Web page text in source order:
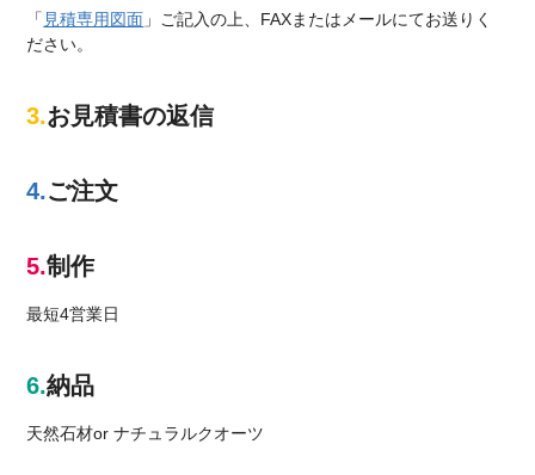
「 見積専用図面 」ご記入の上、FAXまたはメールにてお送りく
ださい。
お見積書の返信
ご注文
制作
最短4営業日
納品
天然石材or ナチュラルクオーツ